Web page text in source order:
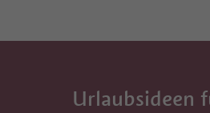
Urlaubsideen